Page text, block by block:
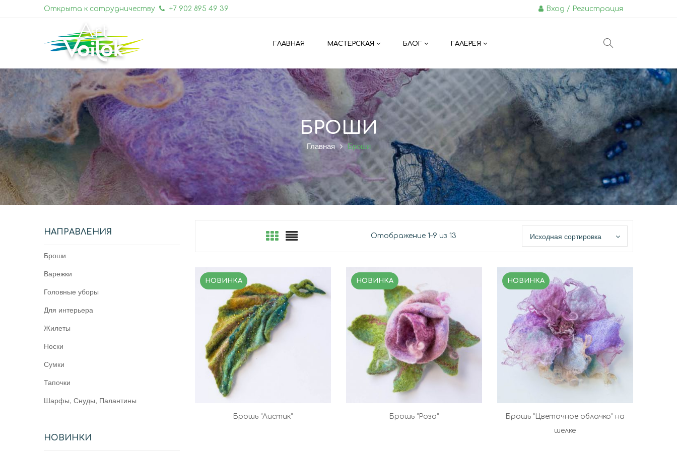
Открыта к сотрудничеству +7 902 895 49 39 Вход / Регистрация
ГЛАВНАЯ МАСТЕРСКАЯ БЛОГ ГАЛЕРЕЯ
БРОШИ
Главная Броши
НАПРАВЛЕНИЯ
Броши
Варежки
Головные уборы
Для интерьера
Жилеты
Носки
Сумки
Тапочки
Шарфы, Снуды, Палантины
НОВИНКИ
Отображение 1–9 из 13 Исходная сортировка
НОВИНКА
Брошь “Листик”
НОВИНКА
Брошь “Роза”
НОВИНКА
Брошь “Цветочное облачко” на
шелке